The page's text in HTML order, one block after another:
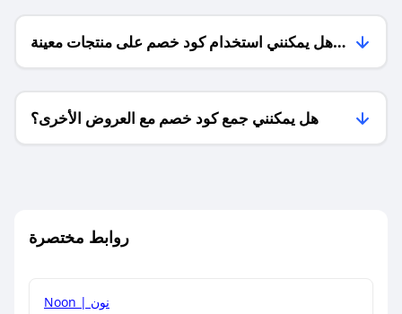
هل يمكنني استخدام كود خصم على منتجات معينة
فقط؟
هل يمكنني جمع كود خصم مع العروض الأخرى؟
روابط مختصرة
Noon | نون